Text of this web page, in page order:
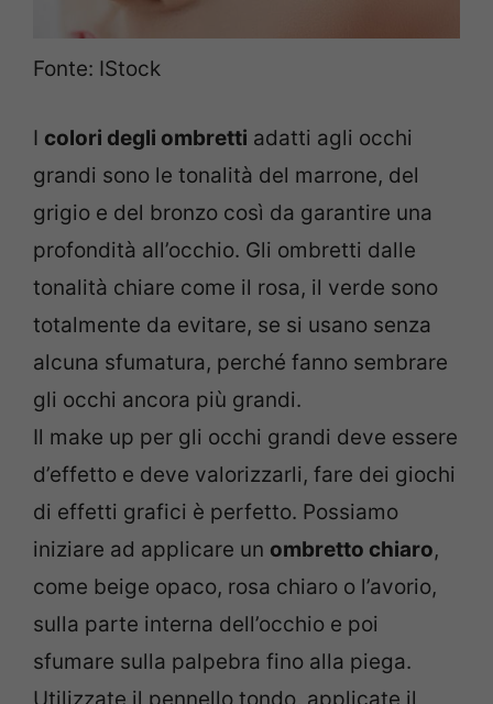
Fonte: IStock
I colori degli ombretti adatti agli occhi
grandi sono le tonalità del marrone, del
grigio e del bronzo così da garantire una
profondità all’occhio. Gli ombretti dalle
tonalità chiare come il rosa, il verde sono
totalmente da evitare, se si usano senza
alcuna sfumatura, perché fanno sembrare
gli occhi ancora più grandi.
Il make up per gli occhi grandi deve essere
d’effetto e deve valorizzarli, fare dei giochi
di effetti grafici è perfetto. Possiamo
iniziare ad applicare un ombretto chiaro,
come beige opaco, rosa chiaro o l’avorio,
sulla parte interna dell’occhio e poi
sfumare sulla palpebra fino alla piega.
Utilizzate il pennello tondo, applicate il